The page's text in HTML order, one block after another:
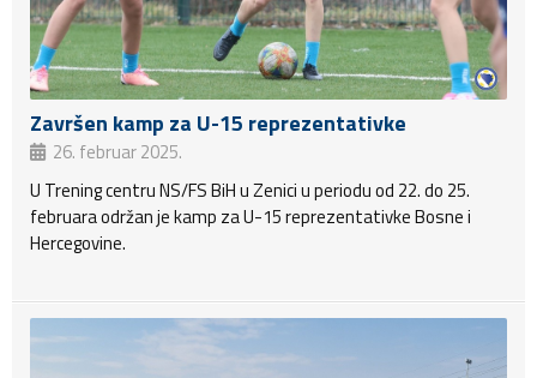
Završen kamp za U-15 reprezentativke
26. februar 2025.
U Trening centru NS/FS BiH u Zenici u periodu od 22. do 25.
februara održan je kamp za U-15 reprezentativke Bosne i
Hercegovine.